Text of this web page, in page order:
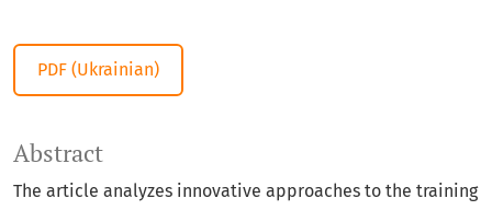
PDF (Ukrainian)
Abstract
The article analyzes innovative approaches to the training